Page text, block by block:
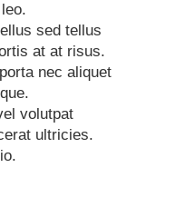
sed tellus
at at risus.
nec aliquet
volutpat
ultricies.